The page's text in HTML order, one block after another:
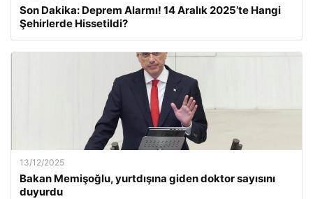
Son Dakika: Deprem Alarmı! 14 Aralık 2025’te Hangi
Şehirlerde Hissetildi?
13/12/2025
Bakan Memişoğlu, yurtdışına giden doktor sayısını
duyurdu